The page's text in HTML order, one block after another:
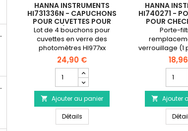
HI774
MÈTRE ÉLECTRONIQUE
HANNA INSTRUMENTS
HI731336N - CAPUCHONS
POUR CUVETTES POUR
PHOTOMÈTRES HI977XX
(4 PCS)
Lot de 4 bouchons pour
cuvettes en verre des
photomètres HI977xx
24,90 €
quantité
du
produit
HANNA
INSTRUMENTS
HI731336N
 Ajouter au panier
DétailsHANNA INSTRUMENTS HI731336N
HANNA
HI740271 -
POUR
Porte-
verrouillage (1
avec le
nitrates
du
produit
HANNA
 Ajouter